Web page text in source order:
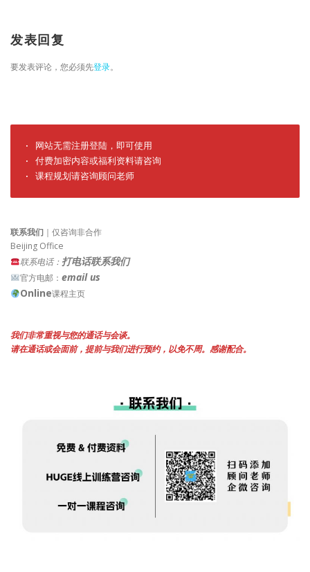
发表回复
要发表评论，您必须先登录。
· 网站无需注册登陆，即可使用
· 付费加密内容或福利资料请咨询
· 课程规划请咨询顾问老师
联系我们 ｜仅咨询非合作
Beijing Office
联系电话： 打电话联系我们
官方电邮： email us
Online课程主页
我们非常重视与您的通话与会谈。
请在通话或会面前，提前与我们进行预约，以免不周。感谢配合。